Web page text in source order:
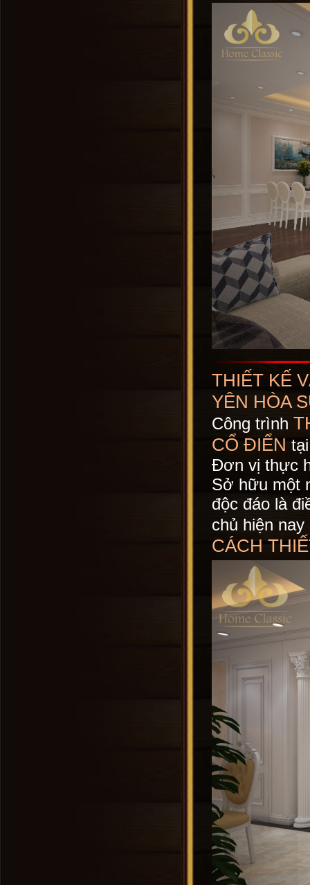
THIẾT KẾ
YÊN HÒA
Công trình
CỔ ĐIỂN
Đơn vị thực
Sở hữu một
độc đáo là
chủ hiện
CÁCH